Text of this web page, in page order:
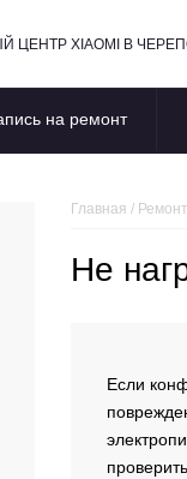
ЦЕНТР XIAOMI В
на ремонт
Главная /
Не
Если